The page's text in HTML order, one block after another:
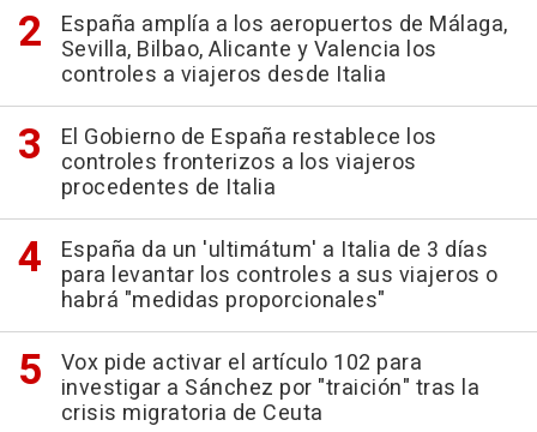
España amplía a los aeropuertos de Málaga,
Sevilla, Bilbao, Alicante y Valencia los
controles a viajeros desde Italia
El Gobierno de España restablece los
controles fronterizos a los viajeros
procedentes de Italia
España da un 'ultimátum' a Italia de 3 días
para levantar los controles a sus viajeros o
habrá "medidas proporcionales"
Vox pide activar el artículo 102 para
investigar a Sánchez por "traición" tras la
crisis migratoria de Ceuta